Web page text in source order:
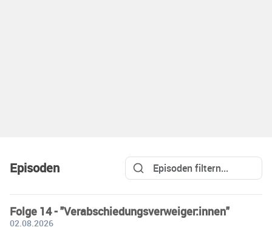
Episoden
Folge 14 - "Verabschiedungsverweiger:innen"
02.08.2026